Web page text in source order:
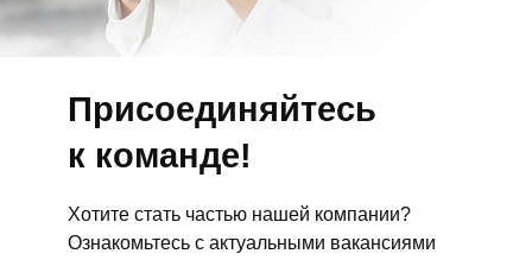
Присоединяйтесь
к команде!
Хотите стать частью нашей компании?
Ознакомьтесь с актуальными вакансиями